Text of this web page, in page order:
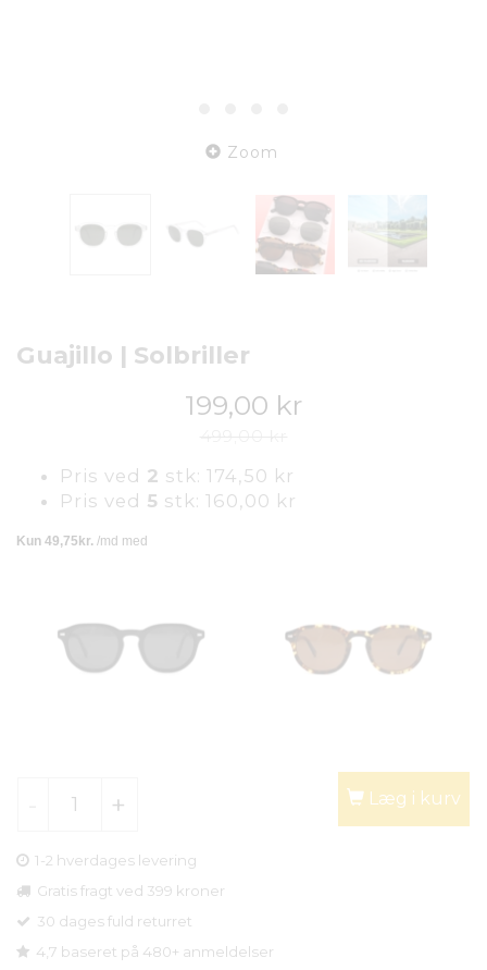
Zoom
Guajillo | Solbriller
199,00 kr
Pris ved 2 stk: 174,50 kr
Pris ved 5 stk: 160,00 kr
Læg i kurv
1-2 hverdages levering
Gratis fragt ved 399 kroner
30 dages fuld returret
4,7 baseret på 480+ anmeldelser